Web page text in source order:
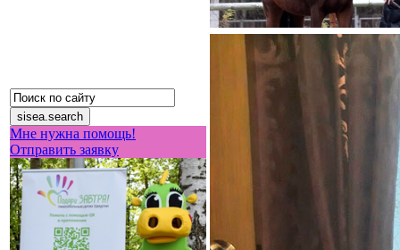
Мне нужна помощь!
Отправить заявку